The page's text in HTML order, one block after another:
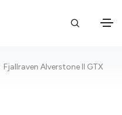
Fjallraven Alverstone II GTX